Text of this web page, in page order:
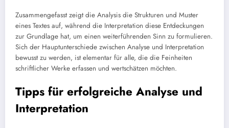
Zusammengefasst zeigt die Analysis die Strukturen und Muster
eines Textes auf, während die Interpretation diese Entdeckungen
zur Grundlage hat, um einen weiterführenden Sinn zu formulieren.
Sich der Hauptunterschiede zwischen Analyse und Interpretation
bewusst zu werden, ist elementar für alle, die die Feinheiten
schriftlicher Werke erfassen und wertschätzen möchten.
Tipps für erfolgreiche Analyse und
Interpretation